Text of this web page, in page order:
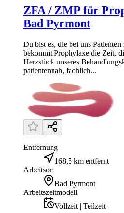
ZFA / ZMP für
Bad Pyrmont
Du bist es, die bei uns
bekommt Prophylaxe die Zeit,
Herzstück unseres
patientennah, fachlich...
Entfernung
168,5 km entfernt
Arbeitsort
Bad Pyrmont
Arbeitszeitmodell
Vollzeit | Teilzeit